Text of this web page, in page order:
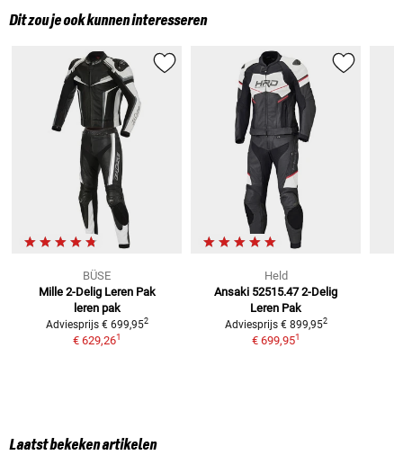
Dit zou je ook kunnen interesseren
BÜSE
Mille 2-Delig Leren Pak
leren pak
Adviesprijs € 699,952
€ 629,261
Held
Ansaki 52515.47 2-Delig
Leren Pak
Adviesprijs € 899,952
€ 699,951
Laatst bekeken artikelen